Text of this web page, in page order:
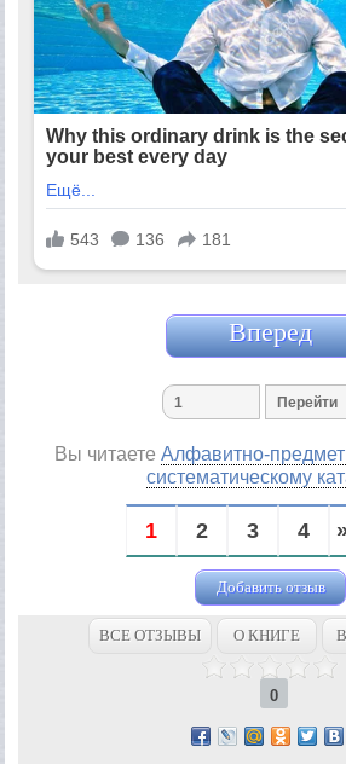
Вперед
Вы читаетеАлфавитно-
систематическому
1 2 3 4
Добавить отзыв
ВСЕ ОТЗЫВЫ О КНИГЕ
0